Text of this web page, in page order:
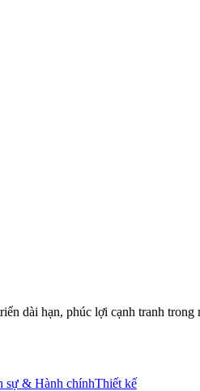
dài hạn, phúc lợi cạnh tranh trong
sự & Hành chínhThiết kế